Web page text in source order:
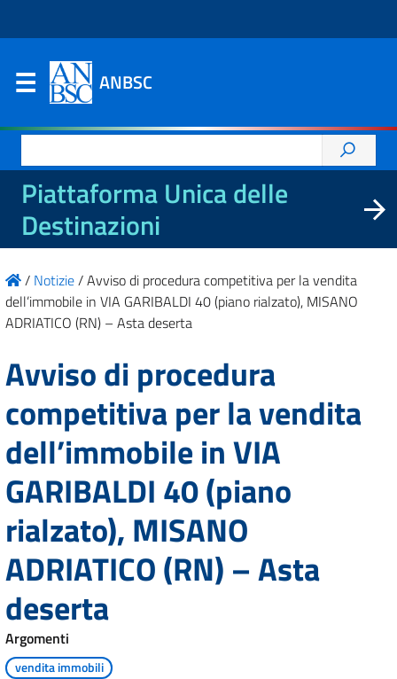
ANBSC
per:
Piattaforma Unica delle
Destinazioni
/ Notizie/Avviso di procedura competitiva per la vendita
dell’immobile in VIA GARIBALDI 40 (piano rialzato), MISANO
ADRIATICO (RN) – Asta deserta
Avviso di procedura
competitiva per la vendita
dell’immobile in VIA
GARIBALDI 40 (piano
rialzato), MISANO
ADRIATICO (RN) – Asta
deserta
Argomenti
vendita immobili